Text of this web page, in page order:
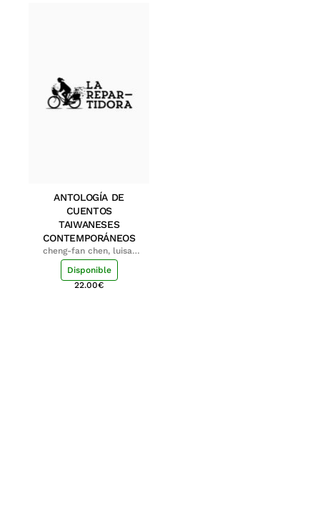
ANTOLOGÍA DE
CUENTOS
TAIWANESES
CONTEMPORÁNEOS
cheng-fan chen, luisa;
shu-ying chang, luisa
Disponible
22.00€